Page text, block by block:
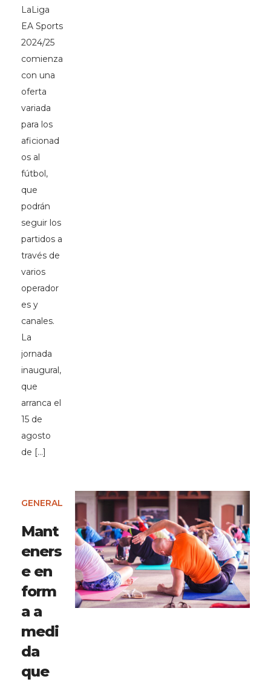
LaLiga
EA Sports
2024/25
comienza
con una
oferta
variada
para los
aficionad
os al
fútbol,
que
podrán
seguir los
partidos a
través de
varios
operador
es y
canales.
La
jornada
inaugural,
que
arranca el
15 de
agosto
de […]
GENERAL
Mant
eners
e en
form
a a
medi
da
que